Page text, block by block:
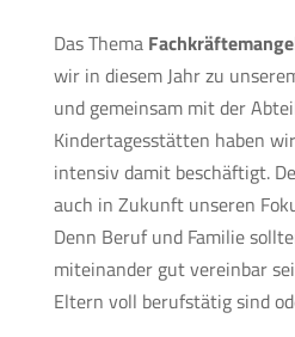
Das Thema
wir in diesem Jahr zu
und gemeinsam mit der
Kindertagesstätten haben
intensiv damit beschäftigt.
auch in Zukunft unseren
Denn Beruf und Familie
miteinander gut vereinbar
Eltern voll berufstätig sind